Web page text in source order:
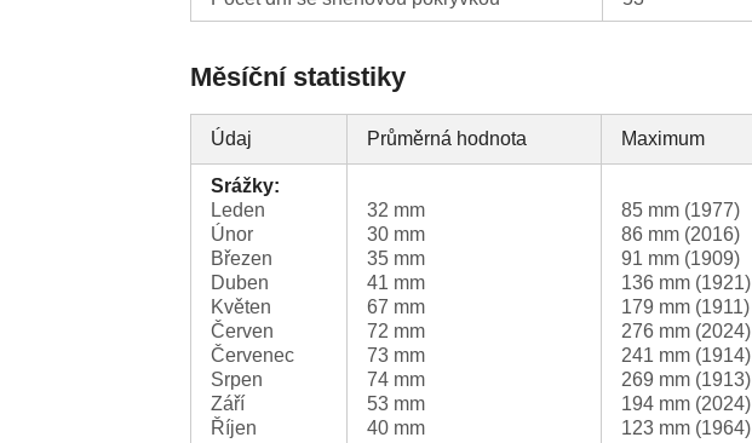
Měsíční statistiky
Údaj Průměrná hodnota Maximum
Srážky:
Leden
Únor
Březen
Duben
Květen
Červen
Červenec
Srpen
Září
Říjen
32 mm
30 mm
35 mm
41 mm
67 mm
72 mm
73 mm
74 mm
53 mm
40 mm
85 mm (1977)
86 mm (2016)
91 mm (1909)
136 mm (1921)
179 mm (1911)
276 mm (2024)
241 mm (1914)
269 mm (1913)
194 mm (2024)
123 mm (1964)